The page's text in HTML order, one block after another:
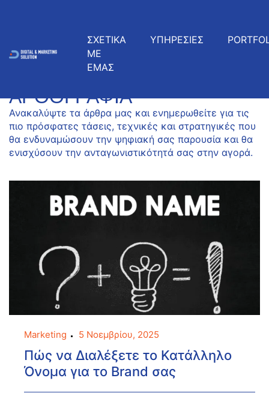
ΣΧΕΤΙΚΑ
ΜΕ
ΕΜΑΣ
ΥΠΗΡΕΣΙΕΣ
ΑΡΘΟΓΡΑΦΊΑ
Ανακαλύψτε τα άρθρα μας και ενημερωθείτε για τις
πιο πρόσφατες τάσεις, τεχνικές και στρατηγικές που
θα ενδυναμώσουν την ψηφιακή σας παρουσία και θα
ενισχύσουν την ανταγωνιστικότητά σας στην αγορά.
Marketing 5 Νοεμβρίου, 2025
Πώς να Διαλέξετε το Κατάλληλο
Όνομα για το Brand σας